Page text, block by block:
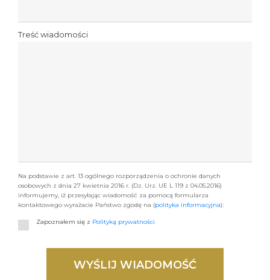
Treść wiadomości
Na podstawie z art. 13 ogólnego rozporządzenia o ochronie danych
osobowych z dnia 27 kwietnia 2016 r. (Dz. Urz. UE L 119 z 04.05.2016)
informujemy, iż przesyłając wiadomość za pomocą formularza
kontaktowego wyrażacie Państwo zgodę na (polityka informacyjna):
Zapoznałem się z Polityką prywatności
WYŚLIJ WIADOMOŚĆ